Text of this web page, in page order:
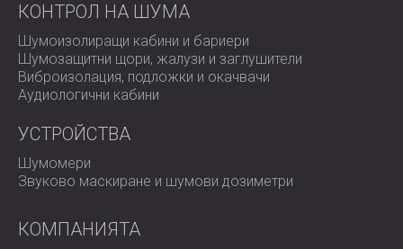
КОНТРОЛ НА ШУМА
Шумоизолиращи кабини и бариери
Шумозащитни щори, жалузи и заглушители
Виброизолация, подложки и окачвачи
Аудиологични кабини
УСТРОЙСТВА
Шумомери
Звуково маскиране и шумови дозиметри
КОМПАНИЯТА